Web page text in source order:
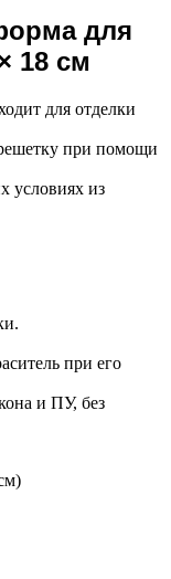
для
18 см
для отделки
при помощи
условиях из
при его
и ПУ, без